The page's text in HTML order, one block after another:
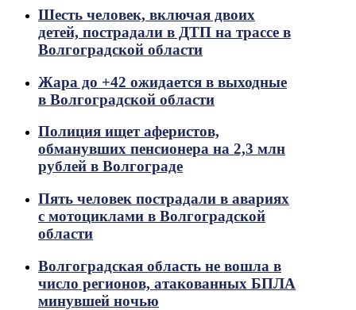
Шесть человек, включая двоих
детей, пострадали в ДТП на трассе в
Волгоградской области
Жара до +42 ожидается в выходные
в Волгоградской области
Полиция ищет аферистов,
обманувших пенсионера на 2,3 млн
рублей в Волгограде
Пять человек пострадали в авариях
с мотоциклами в Волгоградской
области
Волгоградская область не вошла в
число регионов, атакованных БПЛА
минувшей ночью